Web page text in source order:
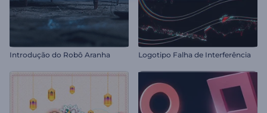
Introdução do Robô Aranha Logotipo Falha de Interferência